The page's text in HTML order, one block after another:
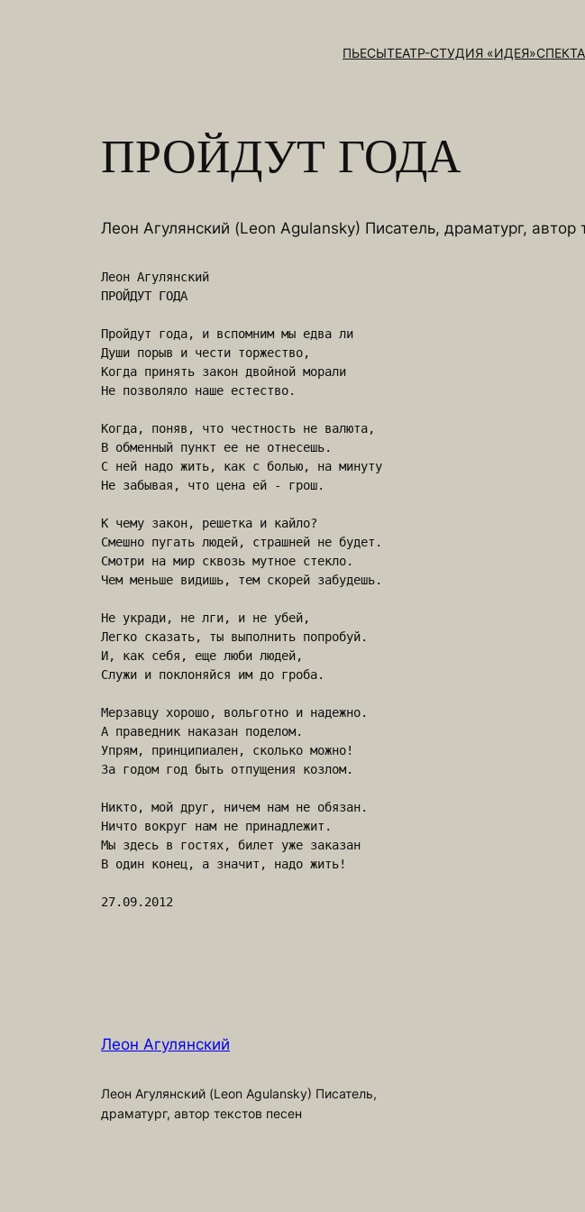
ПЬЕСЫТЕАТР-СТУДИЯ «ИДЕЯ»
ПРОЙДУТ ГОДА
Леон Агулянский (Leon Agulansky) Писатель, драматург, автор
Леон Агулянский
ПРОЙДУТ ГОДА
Пройдут года, и вспомним мы едва ли
Души порыв и чести торжество,
Когда принять закон двойной морали
Не позволяло наше естество.
Когда, поняв, что честность не валюта,
В обменный пункт ее не отнесешь.
С ней надо жить, как с болью, на минуту
Не забывая, что цена ей - грош.
К чему закон, решетка и кайло?
Смешно пугать людей, страшней не будет.
Смотри на мир сквозь мутное стекло.
Чем меньше видишь, тем скорей забудешь.
Не укради, не лги, и не убей,
Легко сказать, ты выполнить попробуй.
И, как себя, еще люби людей,
Служи и поклоняйся им до гроба.
Мерзавцу хорошо, вольготно и надежно.
А праведник наказан поделом.
Упрям, принципиален, сколько можно!
За годом год быть отпущения козлом.
Никто, мой друг, ничем нам не обязан.
Ничто вокруг нам не принадлежит.
Мы здесь в гостях, билет уже заказан
В один конец, а значит, надо жить!
Леон Агулянский
Леон Агулянский (Leon Agulansky) Писатель,
драматург, автор текстов песен